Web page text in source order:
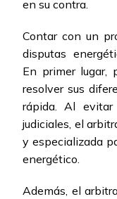
en su contra.
Contar con un
disputas
En primer lugar,
resolver sus
rápida. Al evitar
judiciales, el
y especializada
energético.
Además, el